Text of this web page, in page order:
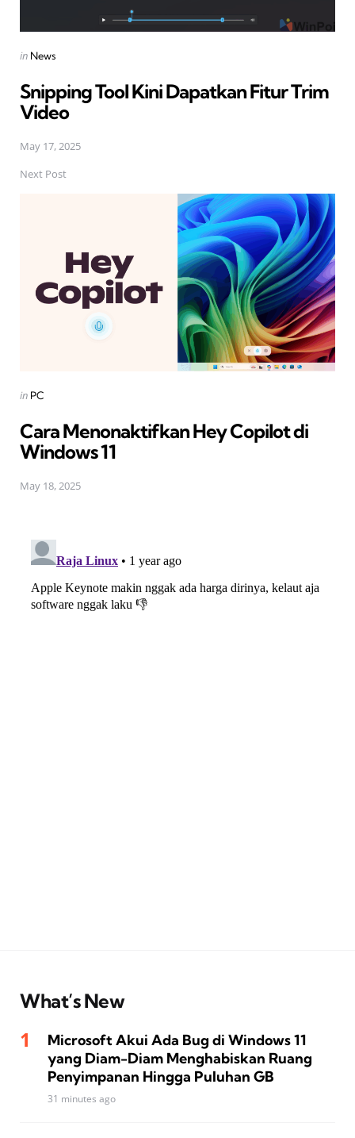
Posted
in News
Snipping Tool Kini Dapatkan Fitur Trim
Video
May 17, 2025
Next Post
Posted
in PC
Cara Menonaktifkan Hey Copilot di
Windows 11
May 18, 2025
What’s New
Microsoft Akui Ada Bug di Windows 11
yang Diam-Diam Menghabiskan Ruang
Penyimpanan Hingga Puluhan GB
31 minutes ago